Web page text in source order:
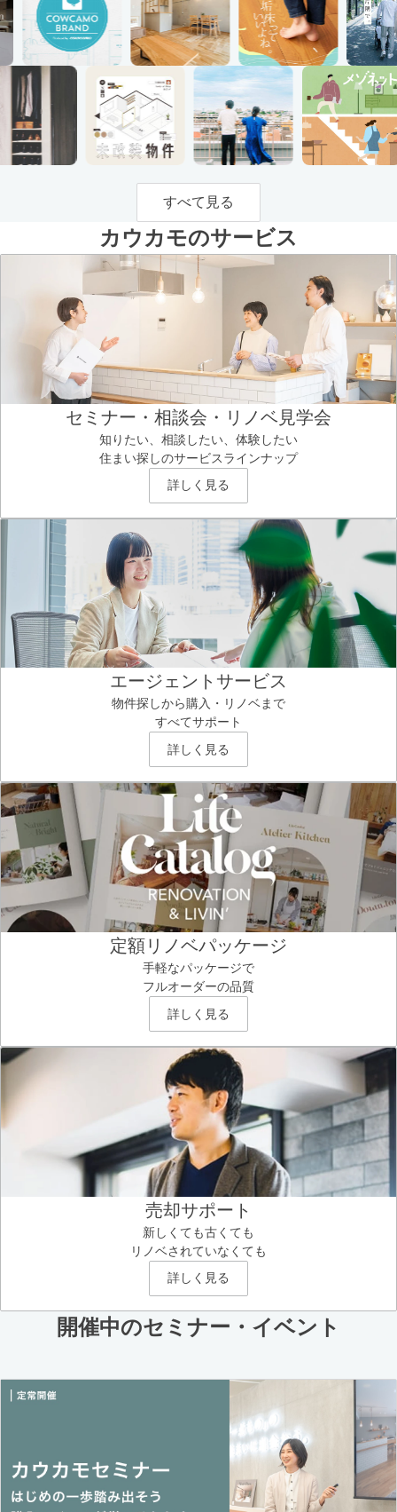
すべて見る
カウカモのサービス
セミナー・相談会・リノベ見学会
知りたい、相談したい、体験したい
住まい探しのサービスラインナップ
詳しく見る
エージェントサービス
物件探しから購入・リノベまで
すべてサポート
詳しく見る
定額リノベパッケージ
手軽なパッケージで
フルオーダーの品質
詳しく見る
売却サポート
新しくても古くても
リノベされていなくても
詳しく見る
開催中のセミナー・イベント